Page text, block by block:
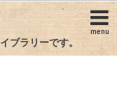
menu
ブラリーです。